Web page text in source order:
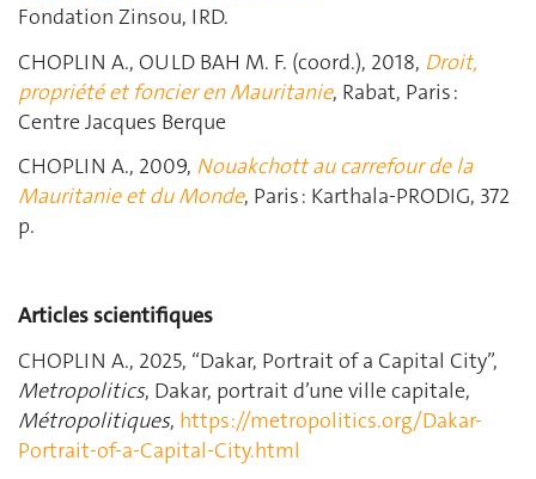
Fondation Zinsou, IRD.
CHOPLIN A., OULD BAH M. F. (coord.), 2018, Droit,
propriété et foncier en Mauritanie, Rabat, Paris :
Centre Jacques Berque
CHOPLIN A., 2009, Nouakchott au carrefour de la
Mauritanie et du Monde, Paris : Karthala-PRODIG, 372
p.
Articles scientifiques
CHOPLIN A., 2025, “Dakar, Portrait of a Capital City”,
Metropolitics, Dakar, portrait d’une ville capitale,
Métropolitiques, https://metropolitics.org/Dakar-
Portrait-of-a-Capital-City.html